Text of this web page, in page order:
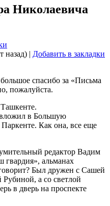
Николаевича
назад) | Добавить в закладки
спасибо за «Письма
пожалуйста.
в Большую
Как она, все еще
редактор Вадим
гвардия», альманах
Был дружен с Сашей
а со светлой
в дверь на проспекте